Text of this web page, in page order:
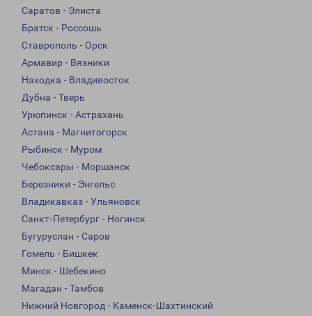
Саратов - Элиста
Братск - Россошь
Ставрополь - Орск
Армавир - Вязники
Находка - Владивосток
Дубна - Тверь
Урюпинск - Астрахань
Астана - Магнитогорск
Рыбинск - Муром
Чебоксары - Моршанск
Березники - Энгельс
Владикавказ - Ульяновск
Санкт-Петербург - Ногинск
Бугуруслан - Саров
Гомель - Бишкек
Минск - Шебекино
Магадан - Тамбов
Нижний Новгород - Каменск-Шахтинский